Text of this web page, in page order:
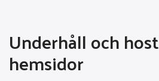
Underhåll och
hemsidor